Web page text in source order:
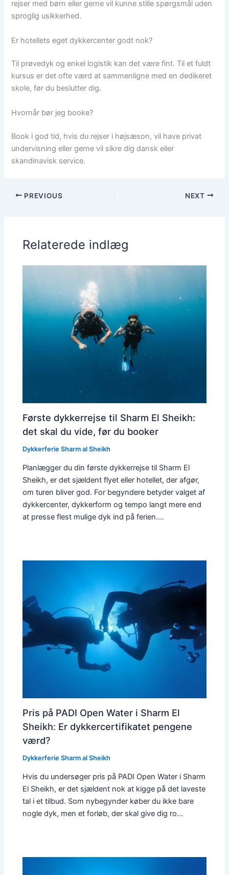
rejser med børn eller gerne vil kunne stille spørgsmål uden
sproglig usikkerhed.
Er hotellets eget dykkercenter godt nok?
Til prøvedyk og enkel logistik kan det være fint. Til et fuldt
kursus er det ofte værd at sammenligne med en dedikeret
skole, før du beslutter dig.
Hvornår bør jeg booke?
Book i god tid, hvis du rejser i højsæson, vil have privat
undervisning eller gerne vil sikre dig dansk eller
skandinavisk service.
PREVIOUS NEXT
Relaterede indlæg
Første dykkerrejse til Sharm El Sheikh:
det skal du vide, før du booker
Dykkerferie Sharm al Sheikh
Planlægger du din første dykkerrejse til Sharm El
Sheikh, er det sjældent flyet eller hotellet, der afgør,
om turen bliver god. For begyndere betyder valget af
dykkercenter, dykkerform og tempo langt mere end
at presse flest mulige dyk ind på ferien.…
Pris på PADI Open Water i Sharm El
Sheikh: Er dykkercertifikatet pengene
værd?
Dykkerferie Sharm al Sheikh
Hvis du undersøger pris på PADI Open Water i Sharm
El Sheikh, er det sjældent nok at kigge på det laveste
tal i et tilbud. Som nybegynder køber du ikke bare
nogle dyk, men et forløb, der skal give dig ro…